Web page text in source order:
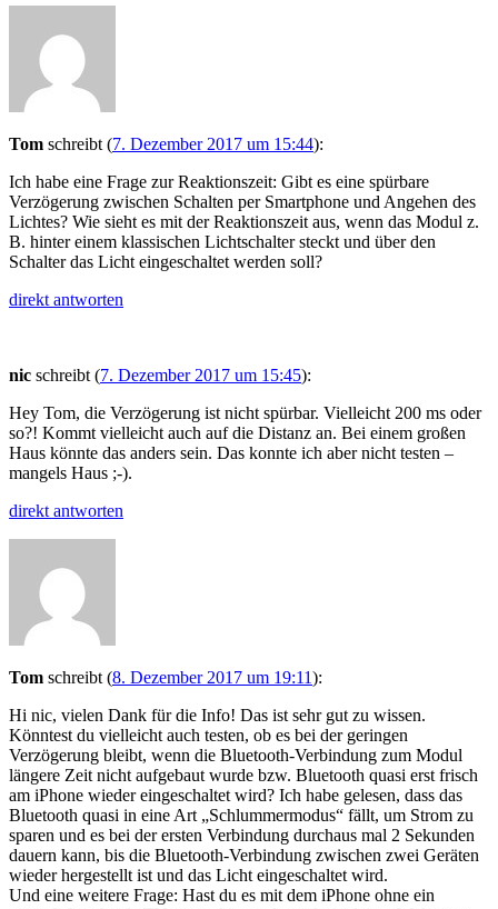
Tom schreibt (7. Dezember 2017 um 15:44):
Ich habe eine Frage zur Reaktionszeit: Gibt es eine spürbare
Verzögerung zwischen Schalten per Smartphone und Angehen des
Lichtes? Wie sieht es mit der Reaktionszeit aus, wenn das Modul z.
B. hinter einem klassischen Lichtschalter steckt und über den
Schalter das Licht eingeschaltet werden soll?
direkt antworten
nic schreibt (7. Dezember 2017 um 15:45):
Hey Tom, die Verzögerung ist nicht spürbar. Vielleicht 200 ms oder
so?! Kommt vielleicht auch auf die Distanz an. Bei einem großen
Haus könnte das anders sein. Das konnte ich aber nicht testen –
mangels Haus ;-).
direkt antworten
Tom schreibt (8. Dezember 2017 um 19:11):
Hi nic, vielen Dank für die Info! Das ist sehr gut zu wissen.
Könntest du vielleicht auch testen, ob es bei der geringen
Verzögerung bleibt, wenn die Bluetooth-Verbindung zum Modul
längere Zeit nicht aufgebaut wurde bzw. Bluetooth quasi erst frisch
am iPhone wieder eingeschaltet wird? Ich habe gelesen, dass das
Bluetooth quasi in eine Art „Schlummermodus“ fällt, um Strom zu
sparen und es bei der ersten Verbindung durchaus mal 2 Sekunden
dauern kann, bis die Bluetooth-Verbindung zwischen zwei Geräten
wieder hergestellt ist und das Licht eingeschaltet wird.
Und eine weitere Frage: Hast du es mit dem iPhone ohne ein